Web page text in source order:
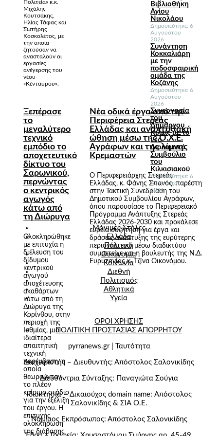
Πολιτεία» κ.κ.
Μιχάλης
Κουτσάκης,
Ηλίας Τάφας και
Σωτήρης
Κοσκολέτος, με
την οποία
ζητούσαν να
ανασταλούν οι
εργασίες
ανέγερσης του
νέου
«Κένταυρου».
Ξεπέρασε
το
μεγαλύτερο
τεχνικό
εμπόδιο το
αποχετευτικό
δίκτυο του
Σαρωνικού,
περνώντας
ο κεντρικός
αγωγός
κάτω από
τη Διώρυγα
Ολοκληρώθηκε
με επιτυχία η
διέλευση του
δίδυμου
κεντρικού
αγωγού
αποχέτευσης
ακαθάρτων
κάτω από τη
Διώρυγα της
Κορίνθου, στην
περιοχή της
Ισθμίας, μια
ιδιαίτερα
απαιτητική
τεχνική
παρέμβαση, η
οποία
θεωρούνταν
το πλέον
κρίσιμο στάδιο
για την εξέλιξη
του έργου. Η
επιτυχής
ολοκλήρωση
της διάβασης
Νέα οδικά έργα από την
Περιφέρεια Στερεάς
Ελλάδας και αναπτυξιακή
ώθηση μέσω της Ο.Χ.Ε.
Αγράφων και της λίμνης
Κρεμαστών
Ο Περιφερειάρχης Στερεάς
Ελλάδας, κ. Φάνης Σπανός, παρέστη
στην Τακτική Συνεδρίαση του
Δημοτικού Συμβουλίου Αγράφων,
όπου παρουσίασε το Περιφερειακό
Πρόγραμμα Ανάπτυξης Στερεάς
Ελλάδας 2026-2030 και προκάλεσε
ευρεία συζήτηση για έργα και
δράσεις ανάπτυξης της ευρύτερης
περιοχής, ενώ μέσω διαδικτύου
συμμετείχε και η βουλευτής της Ν.Δ.
Ευρυτανίας κ. Τζίνα Οικονόμου.
Βιβλιοθήκη
Αγίου
Νικολάου
Δημοσιεύτηκε: 6
Αυγούστου
2026
Συνάντηση
Κοκκαλιάρη
με την
ποδοσφαιρική
ομάδα της
Κοζάνης
Δημοσιεύτηκε: 6
Αυγούστου
2026
Συνεργασία
του
Δημάρχου
Κιλκίς με το
νέο
Διοικητικό
Συμβούλιο
του
Κιλκισιακού
Δημοσιεύτηκε: 6
Αυγούστου
2026
Μόνιμες Στήλες
Ελλάδα
Πολιτική
Οικονομία
Κοινωνία
Διεθνή
Πολιτισμός
Αθλητικά
Υγεία
ΟΡΟΙ ΧΡΗΣΗΣ
ΠΟΛΙΤΙΚΗ ΠΡΟΣΤΑΣΙΑΣ ΑΠΟΡΡΗΤΟΥ
pyrranews.gr | Ταυτότητα
Διαχειριστής – Διευθυντής: Απόστολος Σαλονικίδης
Διευθύντρια Σύνταξης: Παναγιώτα Σούγια
Ιδιοκτησία – Δικαιούχος domain name: Απόστολος
Σαλονικίδης & ΣΙΑ Ο.Ε.
Νόμιμος Εκπρόσωπος: Απόστολος Σαλονικίδης